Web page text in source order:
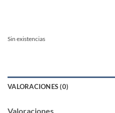
Sin existencias
VALORACIONES (0)
Valoraciones